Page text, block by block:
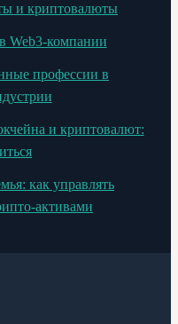
и криптовалюты
Web3-компании
профессии в
и криптовалют:
как управлять
активами